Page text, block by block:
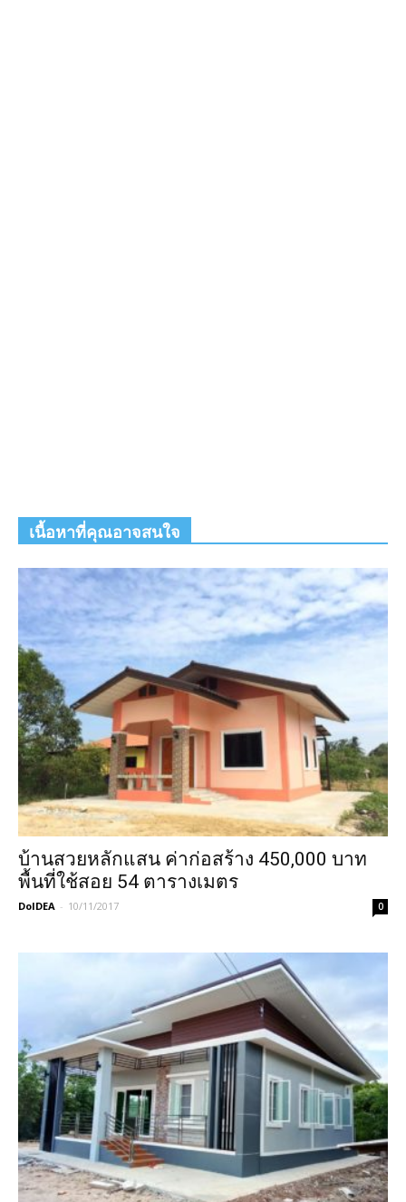
เนื้อหาที่คุณอาจสนใจ
บ้านสวยหลักแสน ค่าก่อสร้าง 450,000 บาท
พื้นที่ใช้สอย 54 ตารางเมตร
DoIDEA - 10/11/2017 0